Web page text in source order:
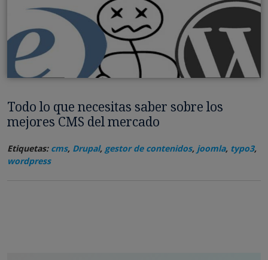
Todo lo que necesitas saber sobre los
mejores CMS del mercado
Etiquetas: cms, Drupal, gestor de contenidos, joomla, typo3,
wordpress